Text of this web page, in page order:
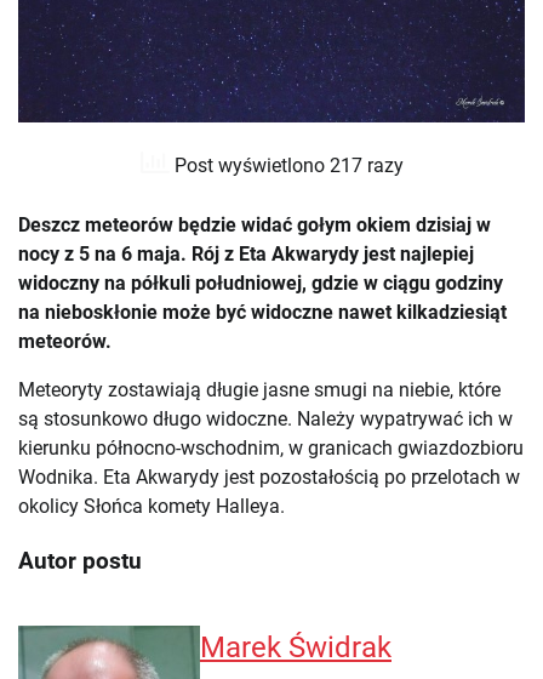
Post wyświetlono 217 razy
Deszcz meteorów będzie widać gołym okiem dzisiaj w
nocy z 5 na 6 maja. Rój z Eta Akwarydy jest najlepiej
widoczny na półkuli południowej, gdzie w ciągu godziny
na nieboskłonie może być widoczne nawet kilkadziesiąt
meteorów.
Meteoryty zostawiają długie jasne smugi na niebie, które
są stosunkowo długo widoczne. Należy wypatrywać ich w
kierunku północno-wschodnim, w granicach gwiazdozbioru
Wodnika. Eta Akwarydy jest pozostałością po przelotach w
okolicy Słońca komety Halleya.
Autor postu
Marek Świdrak